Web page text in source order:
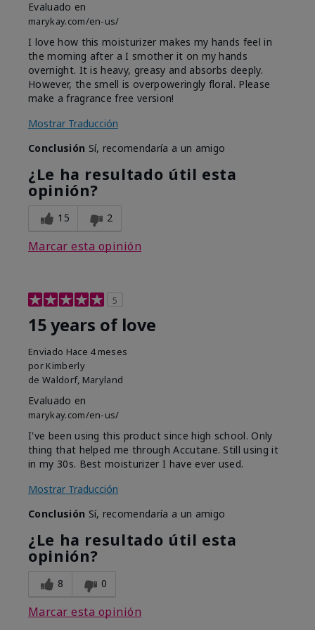
Evaluado en
marykay.com/en-us/
I love how this moisturizer makes my hands feel in
the morning after a I smother it on my hands
overnight. It is heavy, greasy and absorbs deeply.
However, the smell is overpoweringly floral. Please
make a fragrance free version!
Mostrar Traducción
Conclusión Sí, recomendaría a un amigo
¿Le ha resultado útil esta
opinión?
15 2
Marcar esta opinión
5
15 years of love
Enviado Hace 4 meses
por Kimberly
de Waldorf, Maryland
Evaluado en
marykay.com/en-us/
I've been using this product since high school. Only
thing that helped me through Accutane. Still using it
in my 30s. Best moisturizer I have ever used.
Mostrar Traducción
Conclusión Sí, recomendaría a un amigo
¿Le ha resultado útil esta
opinión?
8 0
Marcar esta opinión